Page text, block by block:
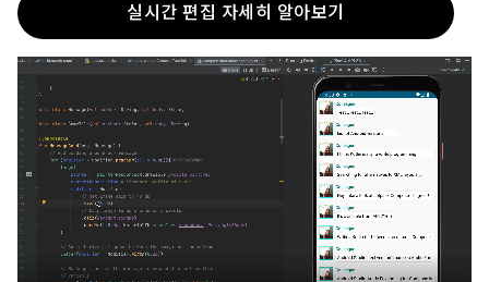
실시간 편집 자세히 알아보기